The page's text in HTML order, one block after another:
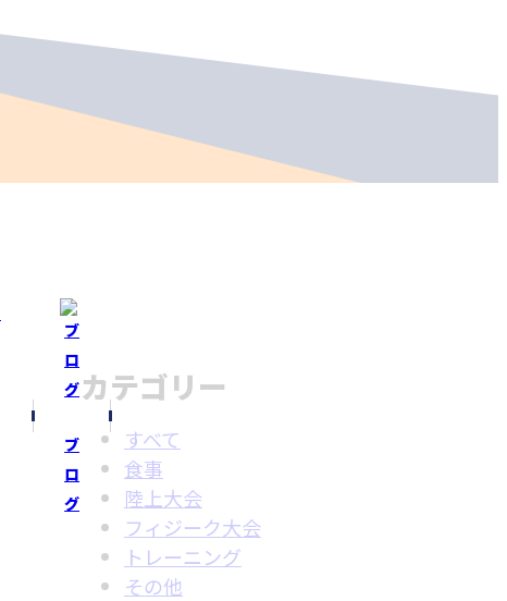
ブ
ロ
グ
カテゴリー
すべて
食事
陸上大会
フィジーク大会
トレーニング
その他